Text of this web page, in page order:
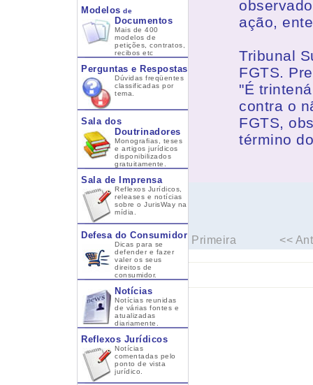
Modelos de
Documentos
Mais de 400
modelos de
petições, contratos,
recibos etc
Perguntas e Respostas
Dúvidas freqüentes
classificadas por
tema.
Sala dos
Doutrinadores
Monografias, teses
e artigos jurídicos
disponibilizados
gratuitamente.
Sala de Imprensa
Reflexos Jurídicos,
releases e notícias
sobre o JurisWay na
mídia.
Defesa do Consumidor
Dicas para se
defender e fazer
valer os seus
direitos de
consumidor.
Notícias
Notícias reunidas
de várias fontes e
atualizadas
diariamente.
Reflexos Jurídicos
Notícias
comentadas pelo
ponto de vista
jurídico.
ação,
Tribunal
FGTS.
"É
contra o
FGTS,
término
Primeira <<